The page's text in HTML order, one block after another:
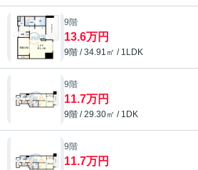
9階
13.6万円
9階 / 34.91㎡ / 1LDK
9階
11.7万円
9階 / 29.30㎡ / 1DK
9階
11.7万円